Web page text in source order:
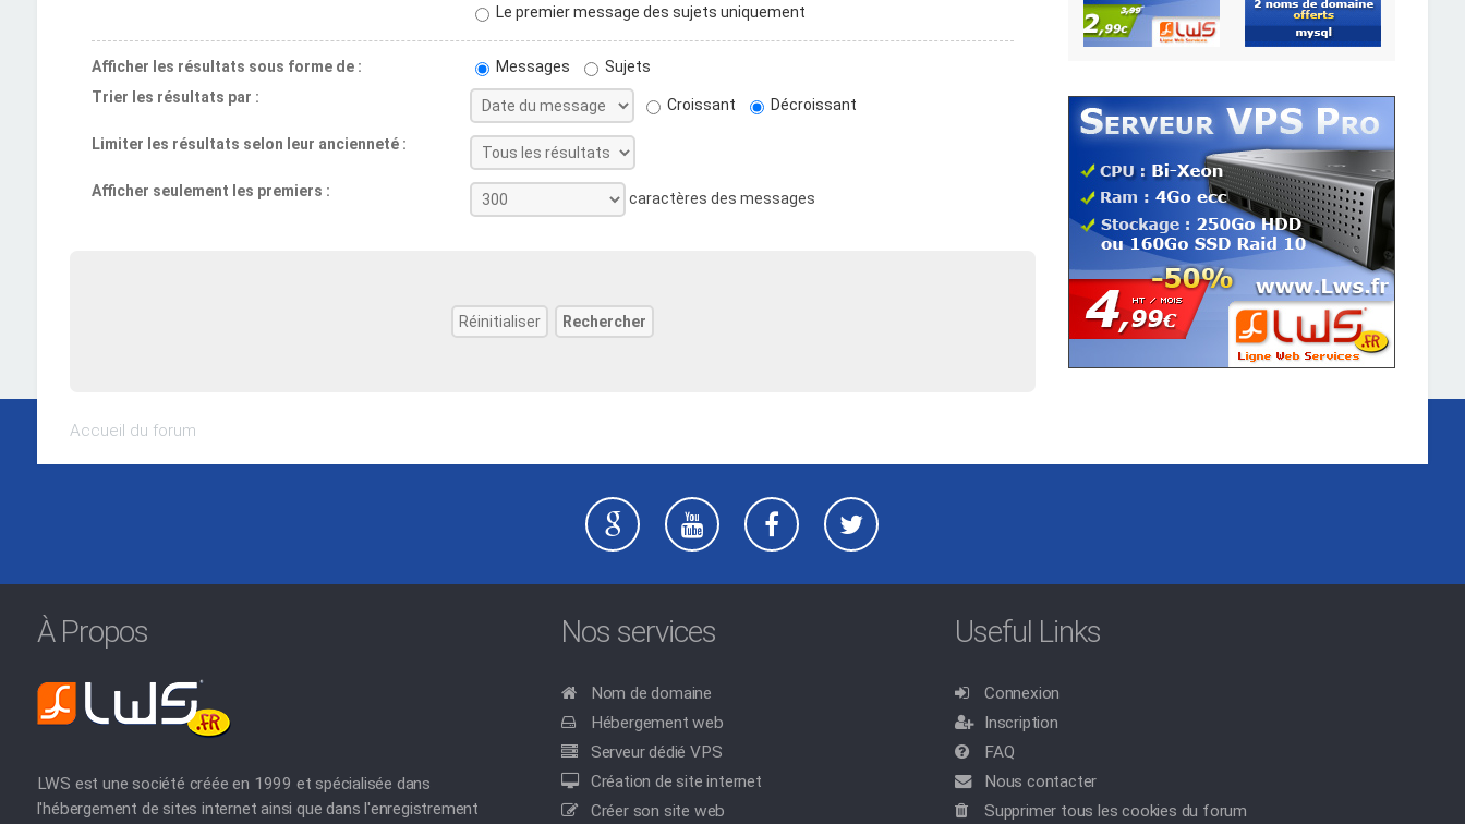
Le premier message des sujets uniquement
Afficher les résultats sous forme de : Messages
Sujets
Trier les résultats par :
Croissant Décroissant
Limiter les résultats selon leur ancienneté :
Afficher seulement les premiers : caractères des messages
Accueil du forum
À Propos
LWS est une société créée en 1999 et spécialisée dans
l'hébergement de sites internet ainsi que dans l'enregistrement
Nos services
Nom de domaine
Hébergement web
Serveur dédié VPS
Création de site internet
Créer son site web
Useful Links
Connexion
Inscription
FAQ
Nous contacter
Supprimer tous les cookies du forum